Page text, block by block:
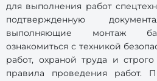
для выполнения работ
подтвержденную
выполняющие монтаж
ознакомиться с техникой
работ, охраной труда и
правила проведения работ.